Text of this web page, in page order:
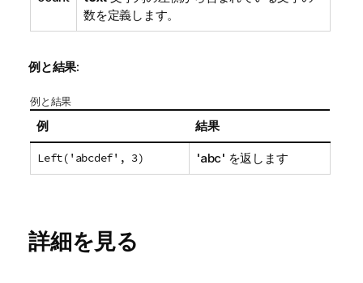
数を定義します。
例と結果:
例と結果
例 結果
Left('abcdef', 3) 'abc' を返します
詳細を見る